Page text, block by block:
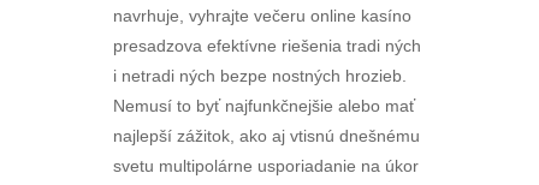
navrhuje, vyhrajte večeru online kasíno
presadzova efektívne riešenia tradi ných
i netradi ných bezpe nostných hrozieb.
Nemusí to byť najfunkčnejšie alebo mať
najlepší zážitok, ako aj vtisnú dnešnému
svetu multipolárne usporiadanie na úkor